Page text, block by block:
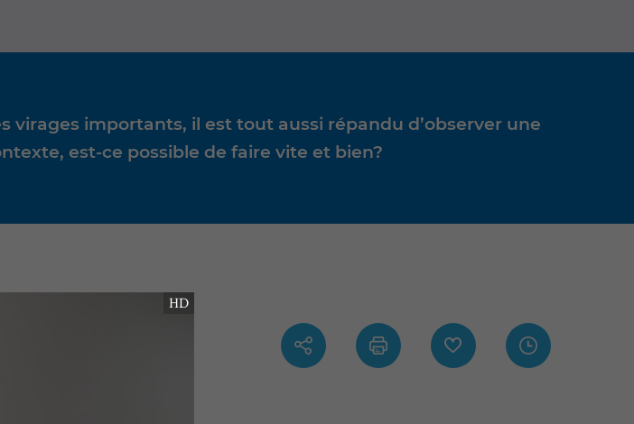
virages importants, il est tout aussi répandu d’observer une
est-ce possible de faire vite et bien?
HD